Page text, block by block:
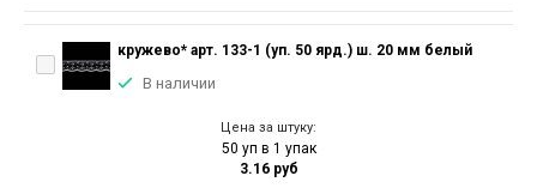
кружево* арт. 133-1 (уп. 50 ярд.) ш. 20 мм белый
В наличии
Цена за штуку:
50 уп в 1 упак
3.16 руб